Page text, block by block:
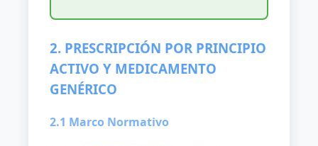
2. PRESCRIPCIÓN POR PRINCIPIO
ACTIVO Y MEDICAMENTO
GENÉRICO
2.1 Marco Normativo